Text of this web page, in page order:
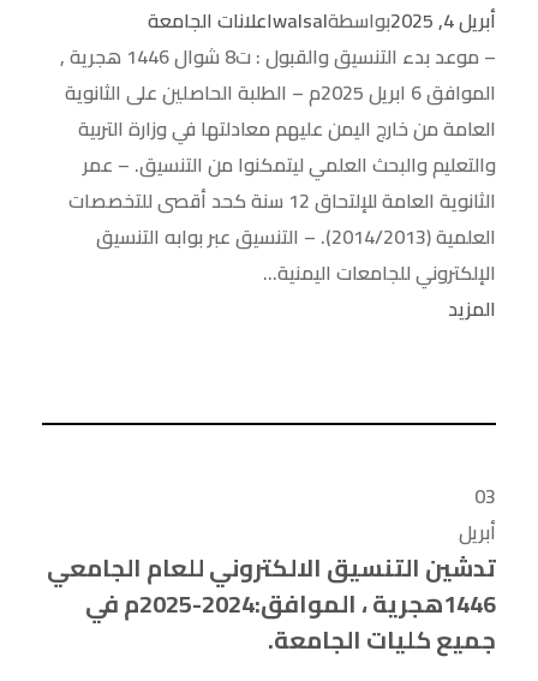
أبريل 4, 2025 بواسطةwalsalاعلانات الجامعة
– موعد بدء التنسيق والقبول : ت8 شوال 1446 هجرية ,
الموافق 6 ابريل 2025م – الطلبة الحاصلين على الثانوية
العامة من خارج اليمن عليهم معادلتها في وزارة التربية
والتعليم والبحث العلمي ليتمكنوا من التنسيق. – عمر
الثانوية العامة للإلتحاق 12 سنة كحد أقصى للتخصصات
العلمية (2014/2013). – التنسيق عبر بوابه التنسيق
الإلكتروني للجامعات اليمنية...
المزيد
03
أبريل
تدشين التنسيق الالكتروني للعام الجامعي
1446هجرية ، الموافق:2024-2025م في
جميع كليات الجامعة.